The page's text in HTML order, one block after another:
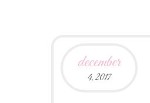
december
4,2017